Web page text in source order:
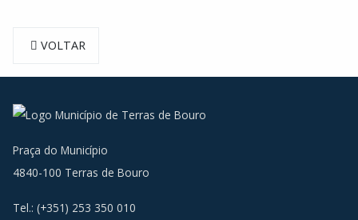
VOLTAR
Praça do Município
4840-100 Terras de Bouro
Tel.: (+351) 253 350 010